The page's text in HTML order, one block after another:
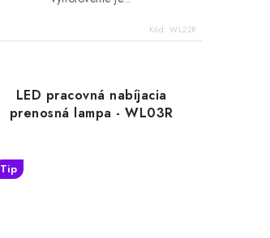
Kód:WL22R
LED pracovná nabíjacia
prenosná lampa - WL03R
Tip